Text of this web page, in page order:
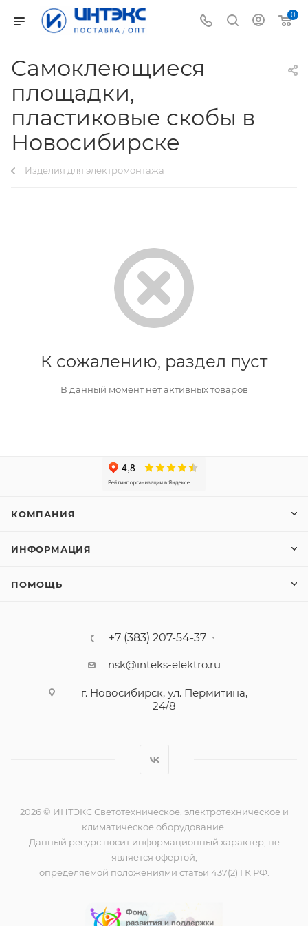
0
Самоклеющиеся
площадки,
пластиковые скобы в
Новосибирске
Изделия для электромонтажа
К сожалению, раздел пуст
В данный момент нет активных товаров
КОМПАНИЯ
ИНФОРМАЦИЯ
ПОМОЩЬ
+7 (383) 207-54-37
nsk@inteks-elektro.ru
г. Новосибирск, ул. Пермитина,
24/8
2026 © ИНТЭКС Светотехническое, электротехническое и
климатическое оборудование.
Данный ресурс носит информационный характер, не
является офертой,
определяемой положениями статьи 437(2) ГК РФ.